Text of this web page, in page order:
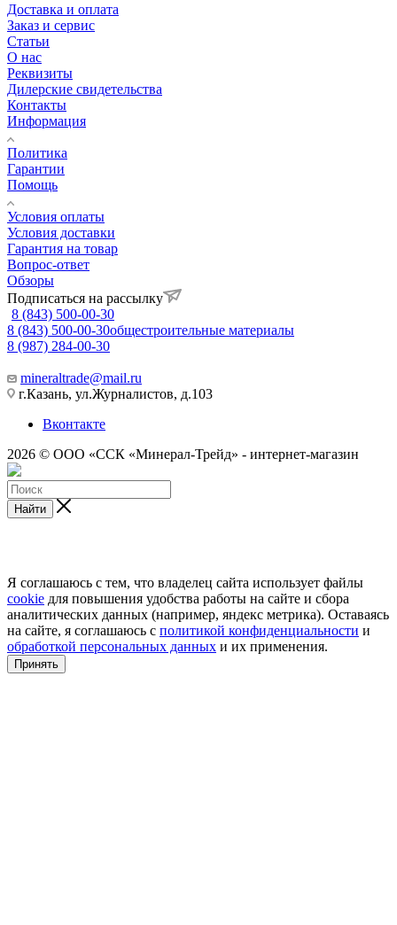
Доставка и оплата
Заказ и сервис
Статьи
О нас
Реквизиты
Дилерские свидетельства
Контакты
Информация
Политика
Гарантии
Помощь
Условия оплаты
Условия доставки
Гарантия на товар
Вопрос-ответ
Обзоры
Подписаться на рассылку
8 (843) 500-00-30
8 (843) 500-00-30общестроительные материалы
8 (987) 284-00-30
mineraltrade@mail.ru
г.Казань, ул.Журналистов, д.103
Вконтакте
2026 © ООО «ССК «Минерал-Трейд» - интернет-магазин
Найти
Я соглашаюсь с тем, что владелец сайта использует файлы
cookie для повышения удобства работы на сайте и сбора
аналитических данных (например, яндекс метрика). Оставаясь
на сайте, я соглашаюсь с политикой конфиденциальности и
обработкой персональных данных и их применения.
Принять